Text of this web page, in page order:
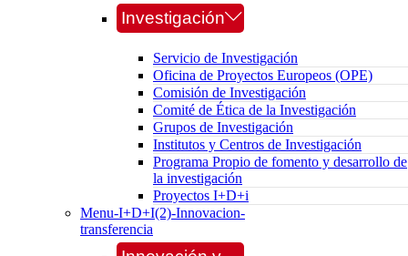
Investigación
Servicio de Investigación
Oficina de Proyectos Europeos (OPE)
Comisión de Investigación
Comité de Ética de la Investigación
Grupos de Investigación
Institutos y Centros de Investigación
Programa Propio de fomento y desarrollo de
la investigación
Proyectos I+D+i
Menu-I+D+I(2)-Innovacion-
transferencia